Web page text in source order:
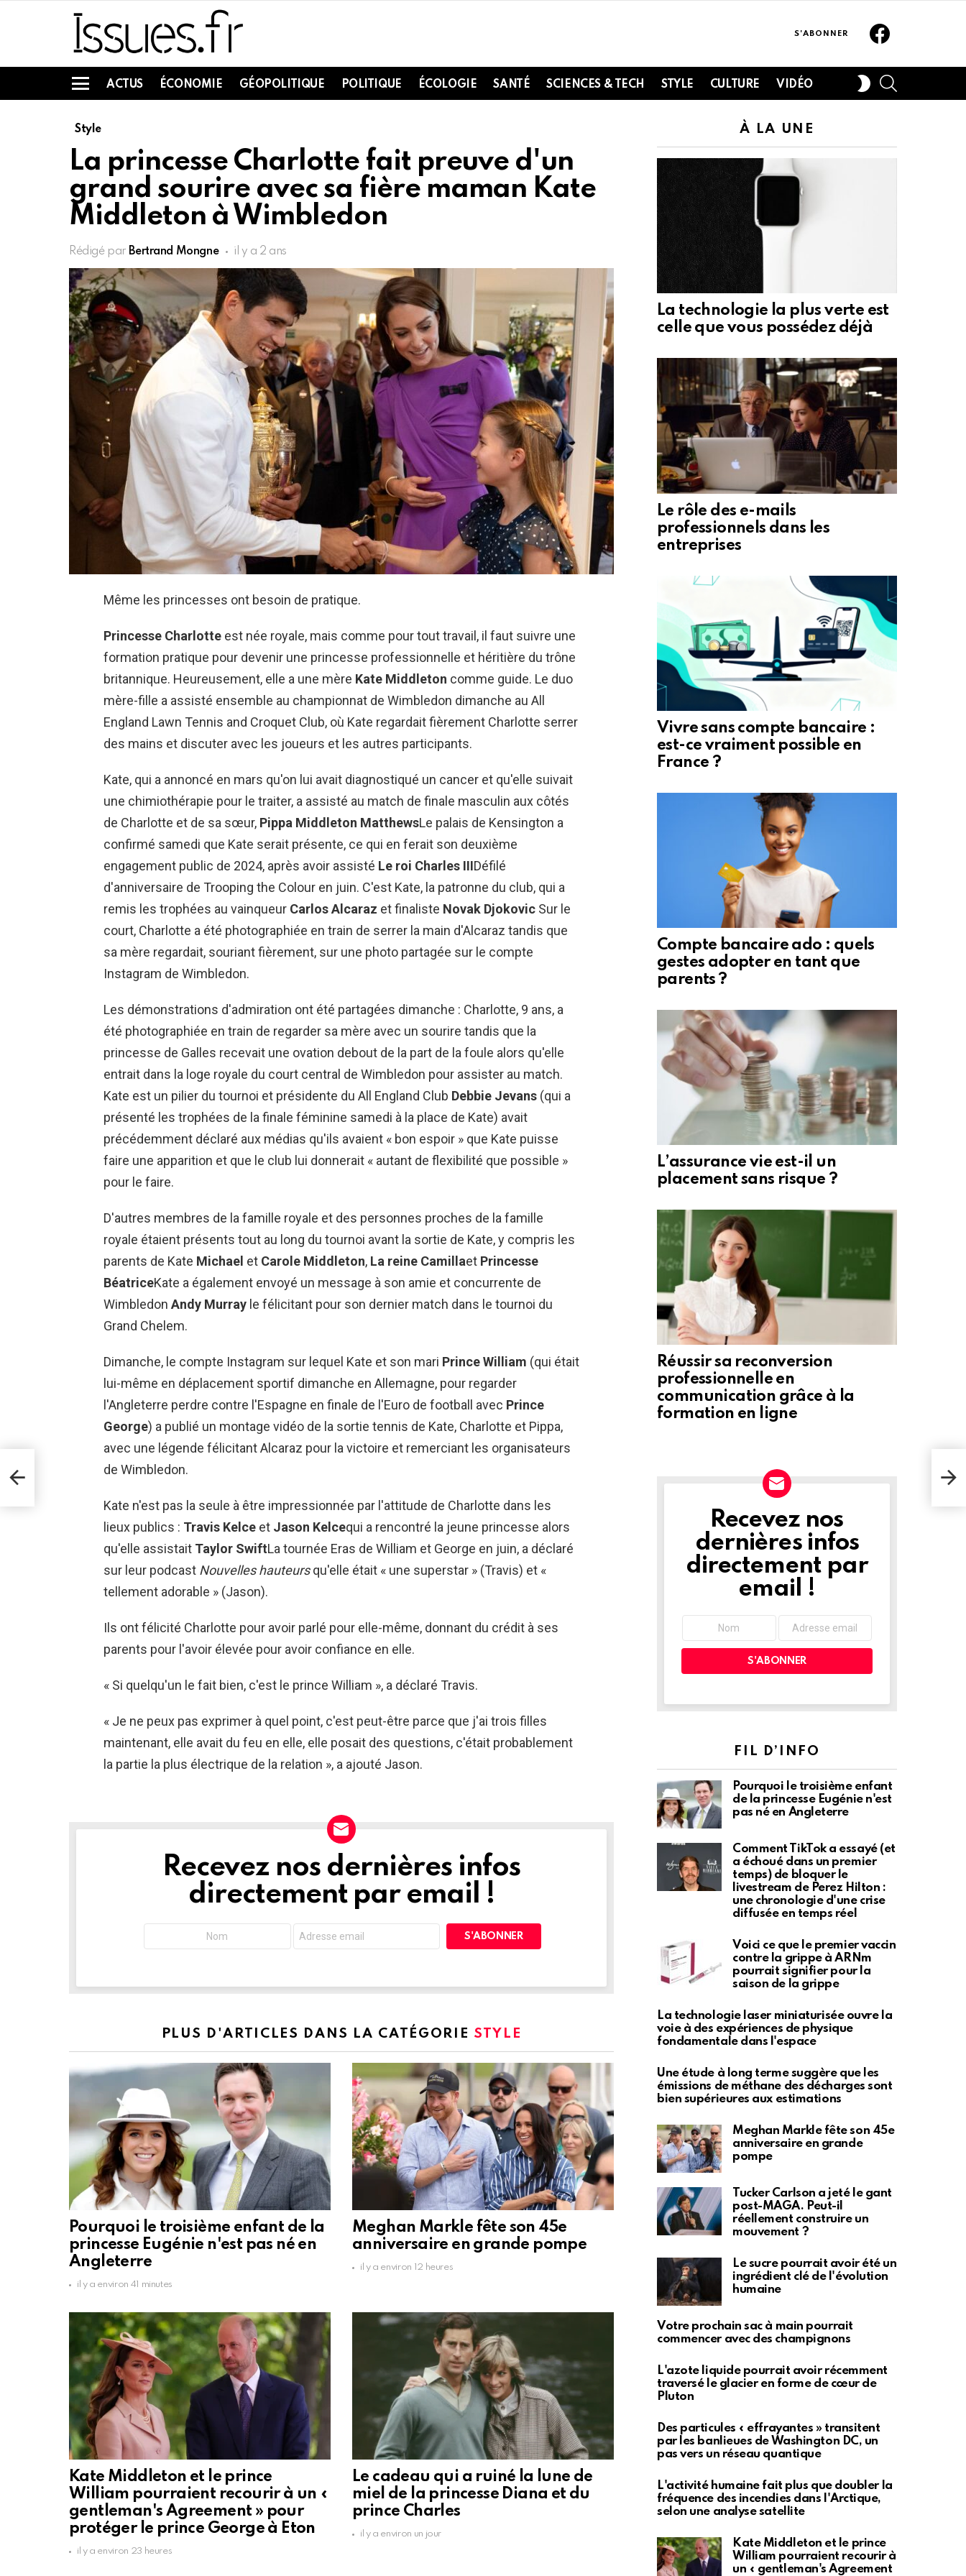
S'ABONNER
Menu
ACTUS ÉCONOMIE GÉOPOLITIQUE POLITIQUE ÉCOLOGIE SANTÉ SCIENCES & TECH STYLE CULTURE VIDÉO
SWITCH
SKIN
Style
La princesse Charlotte fait preuve d'un
grand sourire avec sa fière maman Kate
Middleton à Wimbledon
Rédigé par Bertrand Mongne il y a 2 ans
Même les princesses ont besoin de pratique.
Princesse Charlotte est née royale, mais comme pour tout travail, il faut suivre une
formation pratique pour devenir une princesse professionnelle et héritière du trône
britannique. Heureusement, elle a une mère Kate Middleton comme guide. Le duo
mère-fille a assisté ensemble au championnat de Wimbledon dimanche au All
England Lawn Tennis and Croquet Club, où Kate regardait fièrement Charlotte serrer
des mains et discuter avec les joueurs et les autres participants.
Kate, qui a annoncé en mars qu'on lui avait diagnostiqué un cancer et qu'elle suivait
une chimiothérapie pour le traiter, a assisté au match de finale masculin aux côtés
de Charlotte et de sa sœur, Pippa Middleton MatthewsLe palais de Kensington a
confirmé samedi que Kate serait présente, ce qui en ferait son deuxième
engagement public de 2024, après avoir assisté Le roi Charles IIIDéfilé
d'anniversaire de Trooping the Colour en juin. C'est Kate, la patronne du club, qui a
remis les trophées au vainqueur Carlos Alcaraz et finaliste Novak Djokovic Sur le
court, Charlotte a été photographiée en train de serrer la main d'Alcaraz tandis que
sa mère regardait, souriant fièrement, sur une photo partagée sur le compte
Instagram de Wimbledon.
Les démonstrations d'admiration ont été partagées dimanche : Charlotte, 9 ans, a
été photographiée en train de regarder sa mère avec un sourire tandis que la
princesse de Galles recevait une ovation debout de la part de la foule alors qu'elle
entrait dans la loge royale du court central de Wimbledon pour assister au match.
Kate est un pilier du tournoi et présidente du All England Club Debbie Jevans (qui a
présenté les trophées de la finale féminine samedi à la place de Kate) avait
précédemment déclaré aux médias qu'ils avaient « bon espoir » que Kate puisse
faire une apparition et que le club lui donnerait « autant de flexibilité que possible »
pour le faire.
D'autres membres de la famille royale et des personnes proches de la famille
royale étaient présents tout au long du tournoi avant la sortie de Kate, y compris les
parents de Kate Michael et Carole Middleton, La reine Camillaet Princesse
BéatriceKate a également envoyé un message à son amie et concurrente de
Wimbledon Andy Murray le félicitant pour son dernier match dans le tournoi du
Grand Chelem.
Dimanche, le compte Instagram sur lequel Kate et son mari Prince William (qui était
lui-même en déplacement sportif dimanche en Allemagne, pour regarder
l'Angleterre perdre contre l'Espagne en finale de l'Euro de football avec Prince
George) a publié un montage vidéo de la sortie tennis de Kate, Charlotte et Pippa,
avec une légende félicitant Alcaraz pour la victoire et remerciant les organisateurs
de Wimbledon.
Kate n'est pas la seule à être impressionnée par l'attitude de Charlotte dans les
lieux publics : Travis Kelce et Jason Kelcequi a rencontré la jeune princesse alors
qu'elle assistait Taylor SwiftLa tournée Eras de William et George en juin, a déclaré
sur leur podcast Nouvelles hauteursqu'elle était « une superstar » (Travis) et «
tellement adorable » (Jason).
Ils ont félicité Charlotte pour avoir parlé pour elle-même, donnant du crédit à ses
parents pour l'avoir élevée pour avoir confiance en elle.
« Si quelqu'un le fait bien, c'est le prince William », a déclaré Travis.
« Je ne peux pas exprimer à quel point, c'est peut-être parce que j'ai trois filles
maintenant, elle avait du feu en elle, elle posait des questions, c'était probablement
la partie la plus électrique de la relation », a ajouté Jason.
NEWSLETTERRecevez nos dernières infos
directement par email !
PLUS D'ARTICLES DANS LA CATÉGORIE STYLE
Pourquoi le troisième enfant de la
princesse Eugénie n'est pas né en
Angleterre
il y a environ 41 minutes
Meghan Markle fête son 45e
anniversaire en grande pompe
il y a environ 12 heures
Kate Middleton et le prince
William pourraient recourir à un «
gentleman's Agreement » pour
protéger le prince George à Eton
il y a environ 23 heures
Le cadeau qui a ruiné la lune de
miel de la princesse Diana et du
prince Charles
il y a environ un jour
À LA UNE
La technologie la plus verte est
celle que vous possédez déjà
Le rôle des e-mails
professionnels dans les
entreprises
Vivre sans compte bancaire :
est-ce vraiment possible en
France ?
Compte bancaire ado : quels
gestes adopter en tant que
parents ?
L’assurance vie est-il un
placement sans risque ?
Réussir sa reconversion
professionnelle en
communication grâce à la
formation en ligne
NEWSLETTER
Recevez nos
dernières infos
directement par
email !
FIL D’INFO
Pourquoi le troisième enfant
de la princesse Eugénie n'est
pas né en Angleterre
Comment TikTok a essayé (et
a échoué dans un premier
temps) de bloquer le
livestream de Perez Hilton :
une chronologie d'une crise
diffusée en temps réel
Voici ce que le premier vaccin
contre la grippe à ARNm
pourrait signifier pour la
saison de la grippe
La technologie laser miniaturisée ouvre la
voie à des expériences de physique
fondamentale dans l'espace
Une étude à long terme suggère que les
émissions de méthane des décharges sont
bien supérieures aux estimations
Meghan Markle fête son 45e
anniversaire en grande
pompe
Tucker Carlson a jeté le gant
post-MAGA. Peut-il
réellement construire un
mouvement ?
Le sucre pourrait avoir été un
ingrédient clé de l'évolution
humaine
Votre prochain sac à main pourrait
commencer avec des champignons
L'azote liquide pourrait avoir récemment
traversé le glacier en forme de cœur de
Pluton
Des particules « effrayantes » transitent
par les banlieues de Washington DC, un
pas vers un réseau quantique
L'activité humaine fait plus que doubler la
fréquence des incendies dans l'Arctique,
selon une analyse satellite
Kate Middleton et le prince
William pourraient recourir à
un « gentleman's Agreement